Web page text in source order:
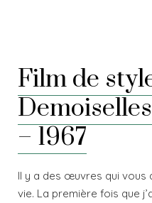
d’Âne
Film de
– 1967
Il y a des œuvres qui
vie. La première fois que